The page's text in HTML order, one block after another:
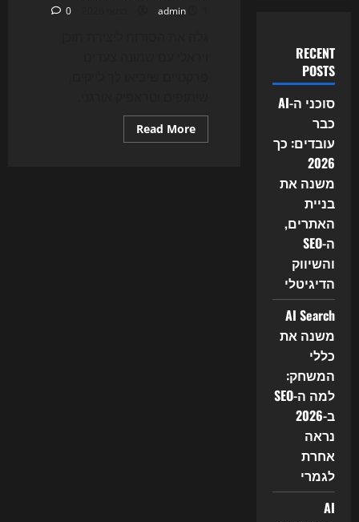
admin
0
Read More
more
RECENT
POSTS
סוכני ה-AI
כבר
עובדים: כך
2026
משנה את
בניית
האתרים,
ה-SEO
והשיווק
הדיגיטלי
AI Search
משנה את
כללי
המשחק:
למה ה-SEO
ב-2026
נראה
אחרת
לגמרי
AI